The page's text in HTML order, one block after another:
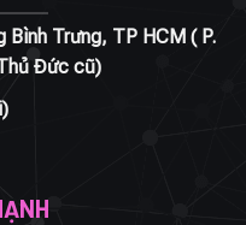
Bình Trưng, TP HCM ( P.
Đức cũ)